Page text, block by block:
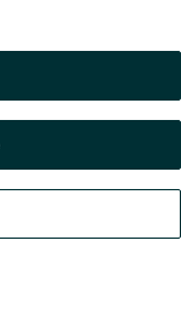
Czat Konto